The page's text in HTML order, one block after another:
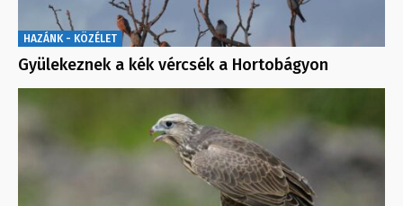
HAZÁNK - KÖZÉLET
Gyülekeznek a kék vércsék a Hortobágyon